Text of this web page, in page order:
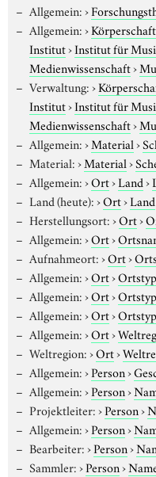
Allgemein:›
Allgemein:›Körperschaft
Institut›Institut für
Medienwissenschaft›
Verwaltung:›
Institut›Institut für
Medienwissenschaft›
Allgemein:›Material›
Material:›Material›
Allgemein:›Ort›Land›
Land (heute):›Ort›Land
Herstellungsort:›Ort›
Allgemein:›Ort›
Aufnahmeort:›Ort›
Allgemein:›Ort›Ortstyp
Allgemein:›Ort›Ortstyp
Allgemein:›Ort›Ortstyp
Allgemein:›Ort›
Weltregion:›Ort›
Allgemein:›Person›
Allgemein:›Person›
Projektleiter:›Person›
Allgemein:›Person›
Bearbeiter:›Person›
Sammler:›Person›